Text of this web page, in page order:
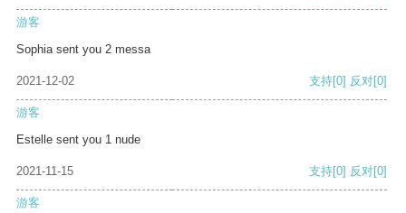
游客
Sophia sent you 2 messa
2021-12-02 支持[0] 反对[0]
游客
Estelle sent you 1 nude
2021-11-15 支持[0] 反对[0]
游客